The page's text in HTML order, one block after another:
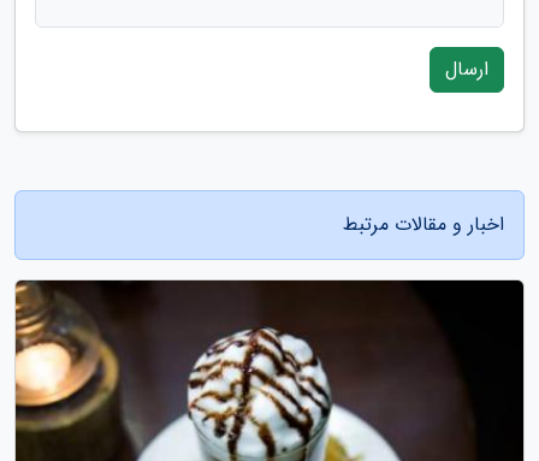
ارسال
اخبار و مقالات مرتبط